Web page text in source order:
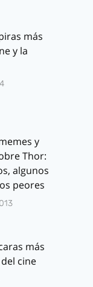
más
y la
y
Thor:
algunos
peores
más
cine